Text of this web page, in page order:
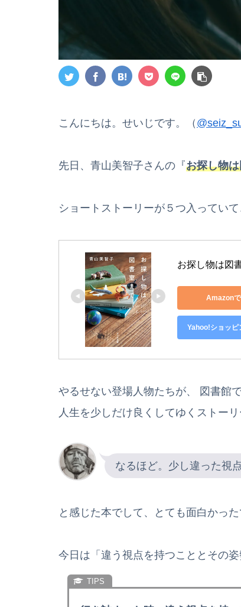
こんにちは。せいじです。（
先日、青山美智子さんの『お探し物
ショートストーリーが５つ入ってい
お探し物は図
Amazon
Yahoo!ショッピ
やるせない登場人物たちが、 図書館
人生を少しだけ良くしてゆくストーリ
なるほど。少し違った視
と感じた本でして、とても面白かった
今日は「違う視点を持つこととその